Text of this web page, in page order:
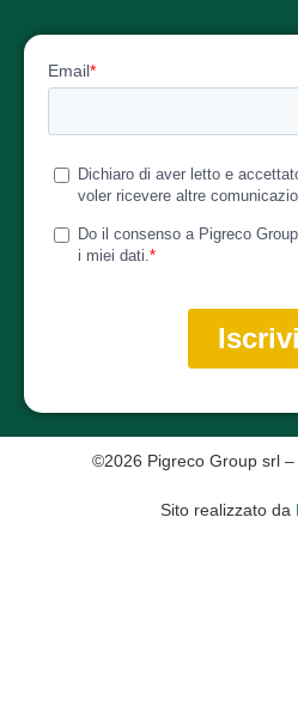
©2026 Pigreco Group srl
Sito realizzato da